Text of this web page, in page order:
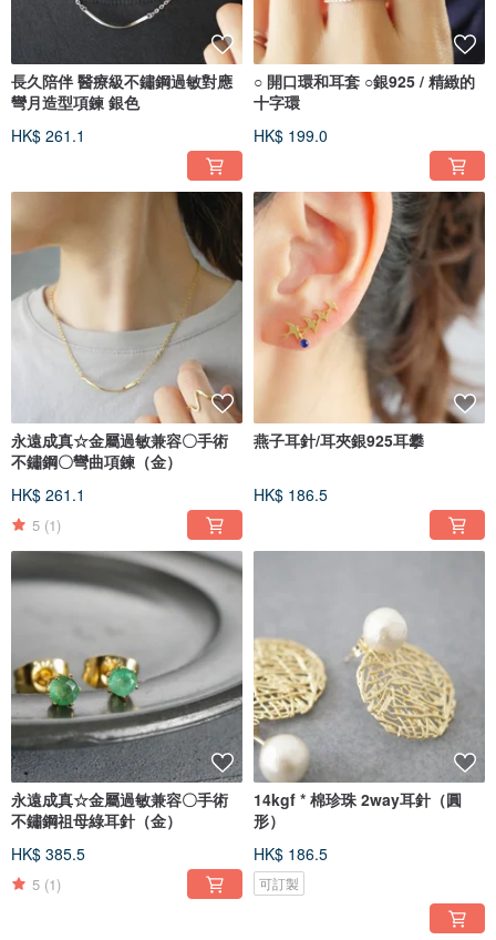
長久陪伴 醫療級不鏽鋼過敏對應
彎月造型項鍊 銀色
HK$ 261.1
○ 開口環和耳套 ○銀925 / 精緻的
十字環
HK$ 199.0
永遠成真☆金屬過敏兼容〇手術
不鏽鋼〇彎曲項鍊（金）
HK$ 261.1
5 (1)
燕子耳針/耳夾銀925耳攀
HK$ 186.5
永遠成真☆金屬過敏兼容〇手術
不鏽鋼祖母綠耳針（金）
HK$ 385.5
5 (1)
14kgf * 棉珍珠 2way耳針（圓
形）
HK$ 186.5
可訂製